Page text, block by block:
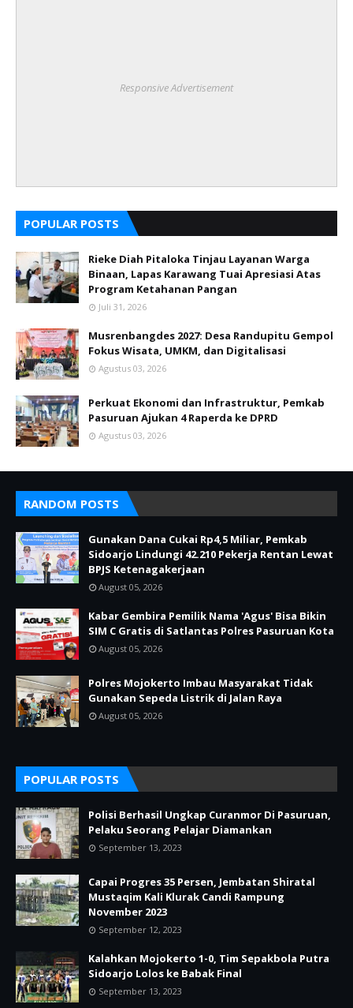
Responsive Advertisement
POPULAR POSTS
Rieke Diah Pitaloka Tinjau Layanan Warga
Binaan, Lapas Karawang Tuai Apresiasi Atas
Program Ketahanan Pangan
Juli 31, 2026
Musrenbangdes 2027: Desa Randupitu Gempol
Fokus Wisata, UMKM, dan Digitalisasi
Agustus 03, 2026
Perkuat Ekonomi dan Infrastruktur, Pemkab
Pasuruan Ajukan 4 Raperda ke DPRD
Agustus 03, 2026
RANDOM POSTS
Gunakan Dana Cukai Rp4,5 Miliar, Pemkab
Sidoarjo Lindungi 42.210 Pekerja Rentan Lewat
BPJS Ketenagakerjaan
August 05, 2026
Kabar Gembira Pemilik Nama 'Agus' Bisa Bikin
SIM C Gratis di Satlantas Polres Pasuruan Kota
August 05, 2026
Polres Mojokerto Imbau Masyarakat Tidak
Gunakan Sepeda Listrik di Jalan Raya
August 05, 2026
POPULAR POSTS
Polisi Berhasil Ungkap Curanmor Di Pasuruan,
Pelaku Seorang Pelajar Diamankan
September 13, 2023
Capai Progres 35 Persen, Jembatan Shiratal
Mustaqim Kali Klurak Candi Rampung
November 2023
September 12, 2023
Kalahkan Mojokerto 1-0, Tim Sepakbola Putra
Sidoarjo Lolos ke Babak Final
September 13, 2023